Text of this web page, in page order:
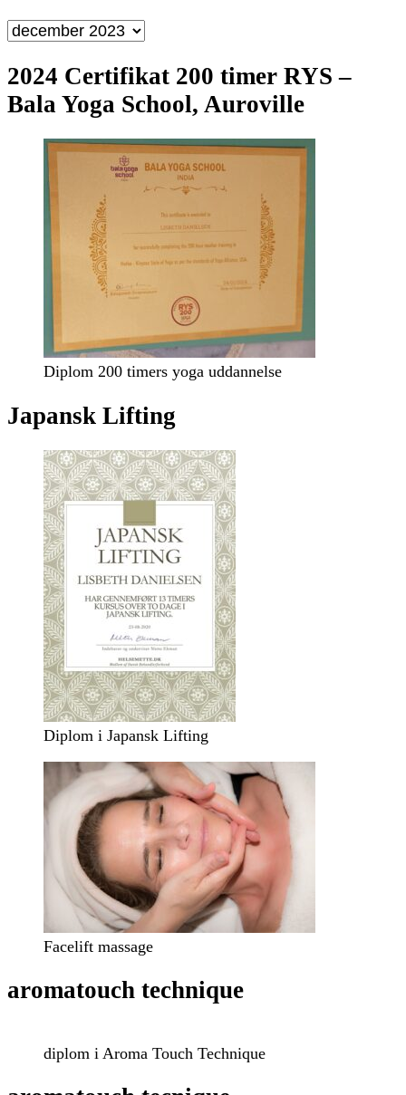
Overgade
14,
2.
sal,
5000
2024 Certifikat 200 timer RYS –
Bala Yoga School, Auroville
Diplom 200 timers yoga uddannelse
Japansk Lifting
Diplom i Japansk Lifting
Facelift massage
aromatouch technique
diplom i Aroma Touch Technique